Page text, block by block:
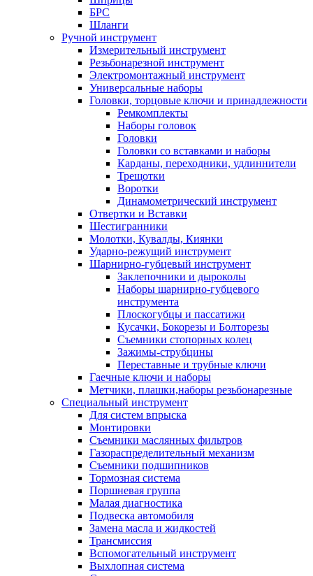
БРС
Шланги
Ручной инструмент
Измерительный инструмент
Резьбонарезной инструмент
Электромонтажный инструмент
Универсальные наборы
Головки, торцовые ключи и принадлежности
Ремкомплекты
Наборы головок
Головки
Головки со вставками и наборы
Карданы, переходники, удлиннители
Трещотки
Воротки
Динамометрический инструмент
Отвертки и Вставки
Шестигранники
Молотки, Кувалды, Киянки
Ударно-режущий инструмент
Шарнирно-губцевый инструмент
Заклепочники и дыроколы
Наборы шарнирно-губцевого
инструмента
Плоскогубцы и пассатижи
Кусачки, Бокорезы и Болторезы
Съемники стопорных колец
Зажимы-струбцины
Переставные и трубные ключи
Гаечные ключи и наборы
Метчики, плашки,наборы резьбонарезные
Специальный инструмент
Для систем впрыска
Монтировки
Съемники маслянных фильтров
Газораспределительный механизм
Съемники подшипников
Тормозная система
Поршневая группа
Малая диагностика
Подвеска автомобиля
Замена масла и жидкостей
Трансмиссия
Вспомогательный инструмент
Выхлопная система